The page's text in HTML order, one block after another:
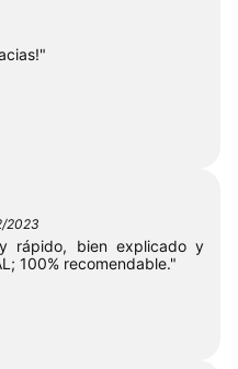
2023
rápido, bien explicado y
100% recomendable."